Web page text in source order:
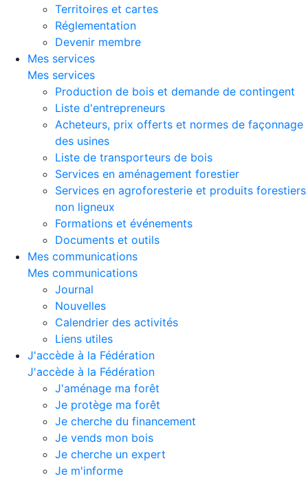
Territoires et cartes
Réglementation
Devenir membre
Mes services
Mes services
Production de bois et demande de contingent
Liste d'entrepreneurs
Acheteurs, prix offerts et normes de façonnage
des usines
Liste de transporteurs de bois
Services en aménagement forestier
Services en agroforesterie et produits forestiers
non ligneux
Formations et événements
Documents et outils
Mes communications
Mes communications
Journal
Nouvelles
Calendrier des activités
Liens utiles
J'accède à la Fédération
J'accède à la Fédération
J'aménage ma forêt
Je protège ma forêt
Je cherche du financement
Je vends mon bois
Je cherche un expert
Je m'informe